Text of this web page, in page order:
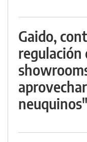
Gaido,
regulación
neuquinos"